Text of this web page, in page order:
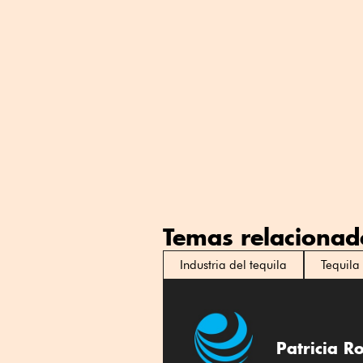
Temas
Industria del tequila Tequila
Patricia